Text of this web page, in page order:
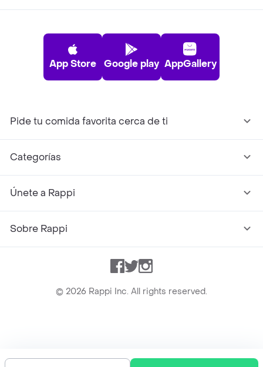
App Store Google play AppGallery
Pide tu comida favorita cerca de ti
Categorías
Únete a Rappi
Sobre Rappi
Facebook
TwitterInstagram
© 2026 Rappi Inc. All rights reserved.